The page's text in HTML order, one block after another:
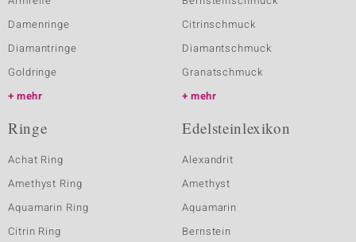
Damenringe
Diamantringe
Goldringe
mehr
Citrinschmuck
Diamantschmuck
Granatschmuck
mehr
Ringe
Achat Ring
Amethyst Ring
Aquamarin Ring
Citrin Ring
Edelsteinlexikon
Alexandrit
Amethyst
Aquamarin
Bernstein